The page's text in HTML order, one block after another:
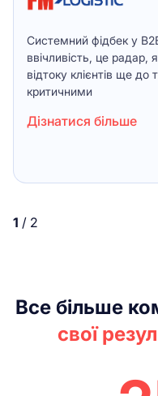
1 / 2
Системний фідбек у
ввічливість, це радар,
відтоку клієнтів ще до
критичними
Дізнатися більше
Все більше
свої